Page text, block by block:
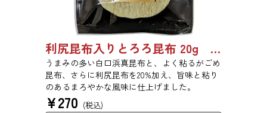
利尻昆布入りとろろ昆布 20g 3436
うまみの多い白口浜真昆布と、よく粘るがごめ
昆布、さらに利尻昆布を20%加え、旨味と粘り
のあるまろやかな風味に仕上げました。
¥270 (税込)